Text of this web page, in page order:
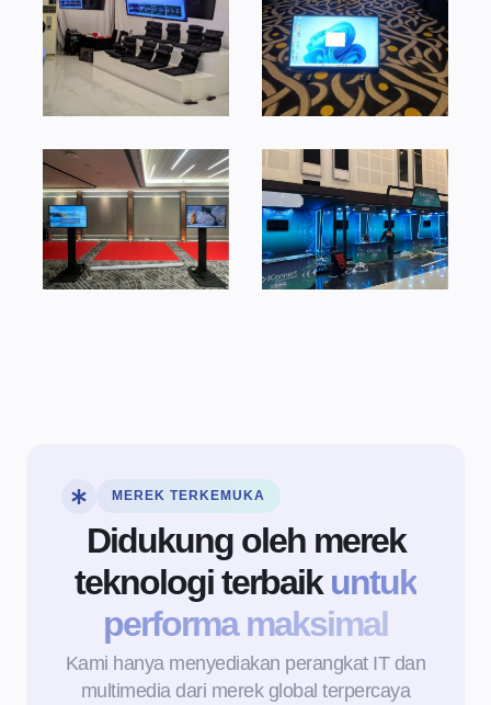
MEREK TERKEMUKA
Didukung oleh merek
teknologi terbaikuntuk
performa maksimal
Kami hanya menyediakan perangkat IT dan
multimedia dari merek global terpercaya